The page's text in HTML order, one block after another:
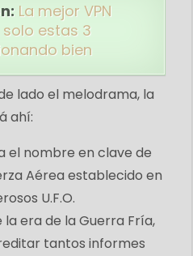
La mejor VPN
estas 3
bien
lado el melodrama, la
ahí:
el nombre en clave de
Aérea establecido en
U.F.O.
era de la Guerra Fría,
tantos informes